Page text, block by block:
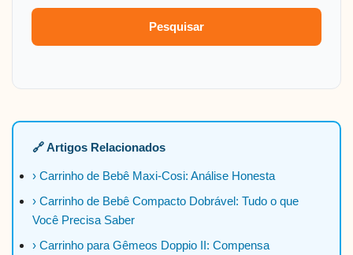
Pesquisar
🔗 Artigos Relacionados
› Carrinho de Bebê Maxi-Cosi: Análise Honesta
› Carrinho de Bebê Compacto Dobrável: Tudo o que
Você Precisa Saber
› Carrinho para Gêmeos Doppio II: Compensa